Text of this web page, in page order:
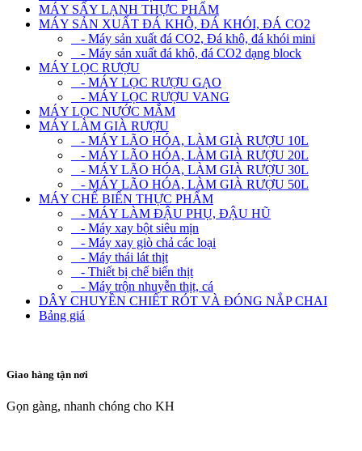
MÁY SẤY LẠNH THỰC PHẨM
MÁY SẢN XUẤT ĐÁ KHÔ, ĐÁ KHÓI, ĐÁ CO2
- Máy sản xuất đá CO2, Đá khô, đá khói mini
- Máy sản xuất đá khô, đá CO2 dạng block
MÁY LỌC RƯỢU
- MÁY LỌC RƯỢU GẠO
- MÁY LỌC RƯỢU VANG
MÁY LỌC NƯỚC MẮM
MÁY LÀM GIÀ RƯỢU
- MÁY LÃO HÓA, LÀM GIÀ RƯỢU 10L
- MÁY LÃO HÓA, LÀM GIÀ RƯỢU 20L
- MÁY LÃO HÓA, LÀM GIÀ RƯỢU 30L
- MÁY LÃO HÓA, LÀM GIÀ RƯỢU 50L
MÁY CHẾ BIẾN THỰC PHẨM
- MÁY LÀM ĐẬU PHỤ, ĐẬU HŨ
- Máy xay bột siêu mịn
- Máy xay giò chả các loại
- Máy thái lát thịt
- Thiết bị chế biến thịt
- Máy trộn nhuyễn thịt, cá
DÂY CHUYỀN CHIẾT RÓT VÀ ĐÓNG NẮP CHAI
Bảng giá
Giao hàng tận nơi
Gọn gàng, nhanh chóng cho KH